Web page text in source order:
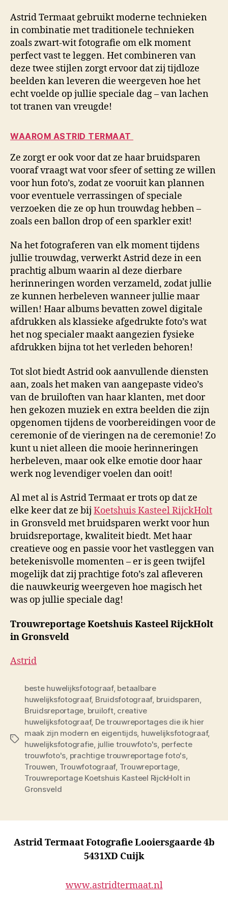
Astrid Termaat gebruikt moderne technieken
in combinatie met traditionele technieken
zoals zwart-wit fotografie om elk moment
perfect vast te leggen. Het combineren van
deze twee stijlen zorgt ervoor dat zij tijdloze
beelden kan leveren die weergeven hoe het
echt voelde op jullie speciale dag – van lachen
tot tranen van vreugde!
WAAROM ASTRID TERMAAT
Ze zorgt er ook voor dat ze haar bruidsparen
vooraf vraagt wat voor sfeer of setting ze willen
voor hun foto’s, zodat ze vooruit kan plannen
voor eventuele verrassingen of speciale
verzoeken die ze op hun trouwdag hebben –
zoals een ballon drop of een sparkler exit!
Na het fotograferen van elk moment tijdens
jullie trouwdag, verwerkt Astrid deze in een
prachtig album waarin al deze dierbare
herinneringen worden verzameld, zodat jullie
ze kunnen herbeleven wanneer jullie maar
willen! Haar albums bevatten zowel digitale
afdrukken als klassieke afgedrukte foto’s wat
het nog specialer maakt aangezien fysieke
afdrukken bijna tot het verleden behoren!
Tot slot biedt Astrid ook aanvullende diensten
aan, zoals het maken van aangepaste video’s
van de bruiloften van haar klanten, met door
hen gekozen muziek en extra beelden die zijn
opgenomen tijdens de voorbereidingen voor de
ceremonie of de vieringen na de ceremonie! Zo
kunt u niet alleen die mooie herinneringen
herbeleven, maar ook elke emotie door haar
werk nog levendiger voelen dan ooit!
Al met al is Astrid Termaat er trots op dat ze
elke keer dat ze bij Koetshuis Kasteel RijckHolt
in Gronsveld met bruidsparen werkt voor hun
bruidsreportage, kwaliteit biedt. Met haar
creatieve oog en passie voor het vastleggen van
betekenisvolle momenten – er is geen twijfel
mogelijk dat zij prachtige foto’s zal afleveren
die nauwkeurig weergeven hoe magisch het
was op jullie speciale dag!
Trouwreportage Koetshuis Kasteel RijckHolt
in Gronsveld
Astrid
Tags
beste huwelijksfotograaf, betaalbare
huwelijksfotograaf, Bruidsfotograaf, bruidsparen,
Bruidsreportage, bruiloft, creative
huwelijksfotograaf, De trouwreportages die ik hier
maak zijn modern en eigentijds, huwelijksfotograaf,
huwelijksfotografie, jullie trouwfoto's, perfecte
trouwfoto's, prachtige trouwreportage foto's,
Trouwen, Trouwfotograaf, Trouwreportage,
Trouwreportage Koetshuis Kasteel RijckHolt in
Gronsveld
Astrid Termaat Fotografie Looiersgaarde 4b
5431XD Cuijk
www.astridtermaat.nl